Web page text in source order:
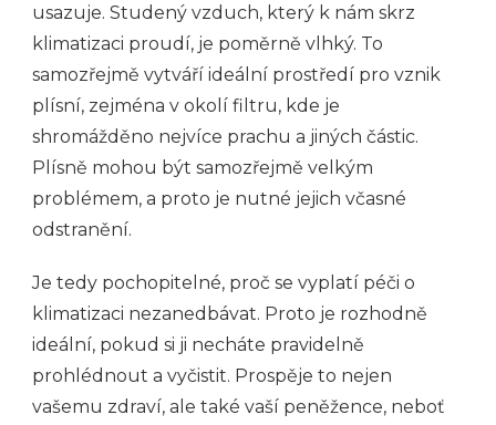
usazuje. Studený vzduch, který k nám skrz
klimatizaci proudí, je poměrně vlhký. To
samozřejmě vytváří ideální prostředí pro vznik
plísní, zejména v okolí filtru, kde je
shromážděno nejvíce prachu a jiných částic.
Plísně mohou být samozřejmě velkým
problémem, a proto je nutné jejich včasné
odstranění.
Je tedy pochopitelné, proč se vyplatí péči o
klimatizaci nezanedbávat. Proto je rozhodně
ideální, pokud si ji necháte pravidelně
prohlédnout a vyčistit. Prospěje to nejen
vašemu zdraví, ale také vaší peněžence, neboť